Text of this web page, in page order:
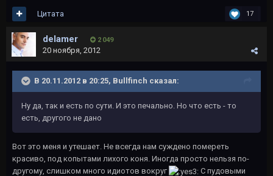
17
Цитата
delamer 2 049
20 ноября, 2012
В 20.11.2012 в 20:25, Bullfinch сказал:
Ну да, так и есть по сути. И это печально. Но что есть - то
есть, другого не дано
Вот это меня и утешает. Не всегда нам суждено помереть
красиво, под копытами лихого коня. Иногда просто нельзя по-
другому, слишком много идиотов вокруг
С пудовыми